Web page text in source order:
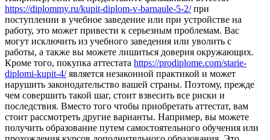
https://diplommy.ru/kupit-diplom-v-barnaule-5-2/при
поступлении в учебное заведение или при устройстве на
работу, это может привести к серьезным проблемам. Вас
могут исключить из учебного заведения или уволить с
работы, а также вы можете лишиться доверия окружающих.
Кроме того, покупка аттестата https://prodiplome.com/starie-
diplomi-kupit-4/является незаконной практикой и может
нарушить законодательство вашей страны. Поэтому, прежде
чем совершить такой шаг, стоит взвесить все риски и
последствия. Вместо того чтобы приобретать аттестат, вам
стоит рассмотреть другие варианты. Например, вы можете
получить образование путем самостоятельного обучения или